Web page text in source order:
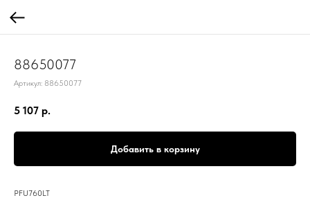
88650077
Артикул: 88650077
5 107 р.
Добавить в корзину
PFU760LT